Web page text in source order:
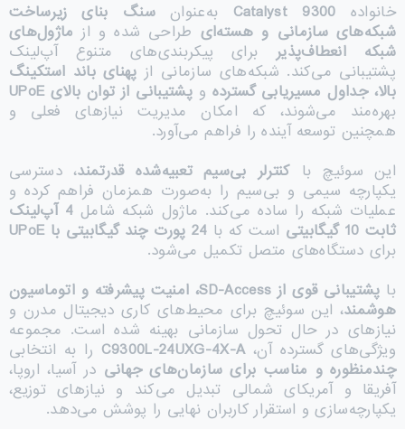
خانواده Catalyst 9300 به‌عنوانسنگ بنای زیرساخت
شبکه‌های سازمانی و هسته‌ای طراحی شده و از ماژول‌های
شبکه انعطاف‌پذیر برای پیکربندی‌های متنوع آپ‌لینک
پشتیبانی می‌کند. شبکه‌های سازمانی از پهنای باند استکینگ
بالا، جداول مسیریابی گسترده وپشتیبانی از توان بالای UPoE
بهره‌مند می‌شوند، که امکان مدیریت نیازهای فعلی و
همچنین توسعه آینده را فراهم می‌آورد.
این سوئیچ با کنترلر بی‌سیم تعبیه‌شده قدرتمند، دسترسی
یکپارچه سیمی و بی‌سیم را به‌صورت همزمان فراهم کرده و
عملیات شبکه را ساده می‌کند. ماژول شبکه شامل 4 آپ‌لینک
ثابت 10 گیگابیتی
است که با 24 پورت چند گیگابیتی با UPoE
برای دستگاه‌های متصل تکمیل می‌شود.
با پشتیبانی قوی از
، امنیت پیشرفته و اتوماسیون
هوشمند، این سوئیچ برای محیط‌های کاری دیجیتال مدرن و
نیازهای در حال تحول سازمانی بهینه شده است. مجموعه
ویژگی‌های گسترده آن،C9300L-24UXG-4X-A را به انتخابی
چندمنظوره و مناسب برای سازمان‌های جهانی در آسیا، اروپا،
آفریقا و آمریکای شمالی تبدیل می‌کند و نیازهای توزیع،
یکپارچه‌سازی و استقرار کاربران نهایی را پوشش می‌دهد.